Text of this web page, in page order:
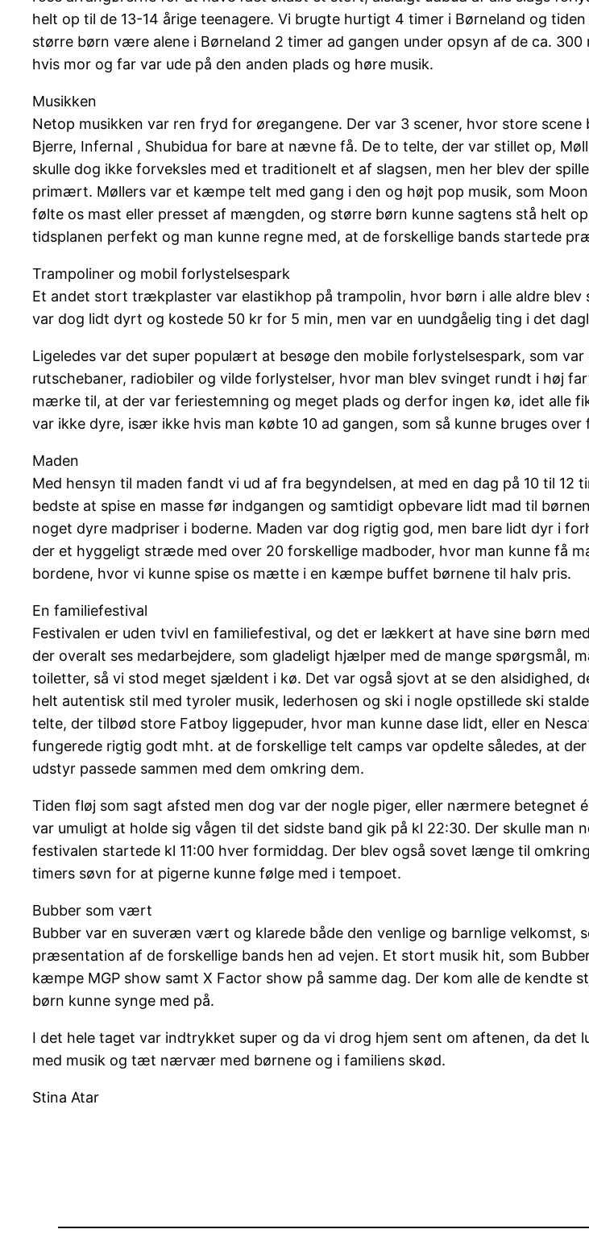
helt op til de 13-14 årige teenagere. Vi brugte hurtigt 4 timer i Børneland og
større børn være alene i Børneland 2 timer ad gangen under opsyn af de ca.
hvis mor og far var ude på den anden plads og høre musik.
Musikken
Netop musikken var ren fryd for øregangene. Der var 3 scener, hvor store
Bjerre, Infernal , Shubidua for bare at nævne få. De to telte, der var stillet op,
skulle dog ikke forveksles med et traditionelt et af slagsen, men her blev der
primært. Møllers var et kæmpe telt med gang i den og højt pop musik, som
følte os mast eller presset af mængden, og større børn kunne sagtens stå helt
tidsplanen perfekt og man kunne regne med, at de forskellige bands startede
Trampoliner og mobil forlystelsespark
Et andet stort trækplaster var elastikhop på trampolin, hvor børn i alle aldre
var dog lidt dyrt og kostede 50 kr for 5 min, men var en uundgåelig ting i det
Ligeledes var det super populært at besøge den mobile forlystelsespark, som
rutschebaner, radiobiler og vilde forlystelser, hvor man blev svinget rundt i høj
mærke til, at der var feriestemning og meget plads og derfor ingen kø, idet alle
var ikke dyre, især ikke hvis man købte 10 ad gangen, som så kunne bruges over
Maden
Med hensyn til maden fandt vi ud af fra begyndelsen, at med en dag på 10 til
bedste at spise en masse før indgangen og samtidigt opbevare lidt mad til
noget dyre madpriser i boderne. Maden var dog rigtig god, men bare lidt dyr i
der et hyggeligt stræde med over 20 forskellige madboder, hvor man kunne få
bordene, hvor vi kunne spise os mætte i en kæmpe buffet børnene til halv pris.
En familiefestival
Festivalen er uden tvivl en familiefestival, og det er lækkert at have sine børn
der overalt ses medarbejdere, som gladeligt hjælper med de mange spørgsmål,
toiletter, så vi stod meget sjældent i kø. Det var også sjovt at se den alsidighed,
helt autentisk stil med tyroler musik, lederhosen og ski i nogle opstillede ski
telte, der tilbød store Fatboy liggepuder, hvor man kunne dase lidt, eller en
fungerede rigtig godt mht. at de forskellige telt camps var opdelte således, at
udstyr passede sammen med dem omkring dem.
Tiden fløj som sagt afsted men dog var der nogle piger, eller nærmere
var umuligt at holde sig vågen til det sidste band gik på kl 22:30. Der skulle
festivalen startede kl 11:00 hver formiddag. Der blev også sovet længe til
timers søvn for at pigerne kunne følge med i tempoet.
Bubber som vært
Bubber var en suveræn vært og klarede både den venlige og barnlige velkomst,
præsentation af de forskellige bands hen ad vejen. Et stort musik hit, som
kæmpe MGP show samt X Factor show på samme dag. Der kom alle de
børn kunne synge med på.
I det hele taget var indtrykket super og da vi drog hjem sent om aftenen, da
med musik og tæt nærvær med børnene og i familiens skød.
Stina Atar